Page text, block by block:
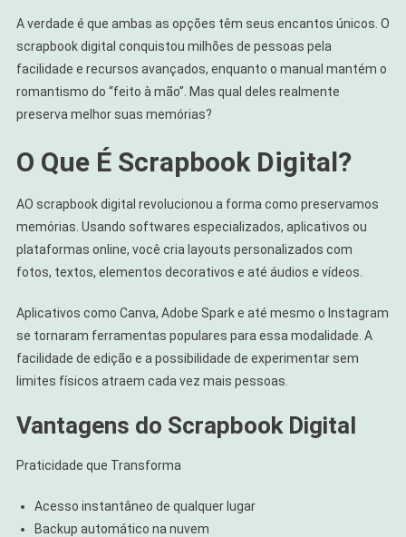
A verdade é que ambas as opções têm seus encantos únicos. O
scrapbook digital conquistou milhões de pessoas pela
facilidade e recursos avançados, enquanto o manual mantém o
romantismo do “feito à mão”. Mas qual deles realmente
preserva melhor suas memórias?
O Que É Scrapbook Digital?
AO scrapbook digital revolucionou a forma como preservamos
memórias. Usando softwares especializados, aplicativos ou
plataformas online, você cria layouts personalizados com
fotos, textos, elementos decorativos e até áudios e vídeos.
Aplicativos como Canva, Adobe Spark e até mesmo o Instagram
se tornaram ferramentas populares para essa modalidade. A
facilidade de edição e a possibilidade de experimentar sem
limites físicos atraem cada vez mais pessoas.
Vantagens do Scrapbook Digital
Praticidade que Transforma
Acesso instantâneo de qualquer lugar
Backup automático na nuvem